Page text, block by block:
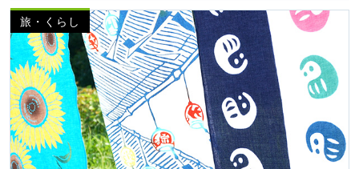
旅・くらし